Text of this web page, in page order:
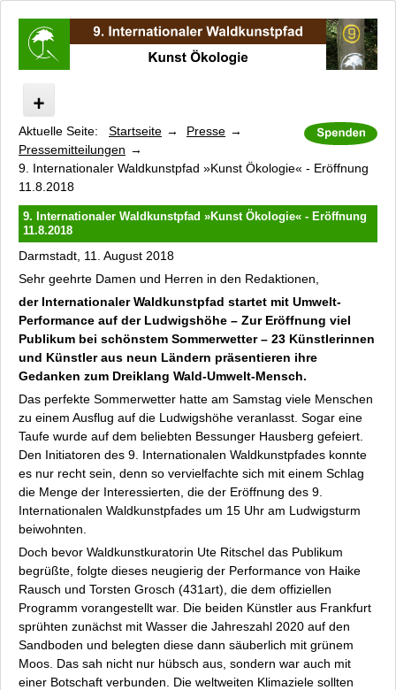
Internationaler Waldkunstpfad
Kunst Ökologie
Programm
Ecovention Europe (Portable Version)
Robin Hood
Künstler
Führungen
Kinderprojekte
Kataloge und Filme
Kooperationspartner
Presse
Pressebilder
Pressemitteilungen
Internationaler Waldkunstpfad (Archiv)
Internationales Waldkunst Zentrum
Newsletter
Datenschutz
Kontakt
Impressum
Aktuelle Seite: Startseite
Presse
Pressemitteilungen
9. Internationaler Waldkunstpfad »Kunst Ökologie« - Eröffnung
11.8.2018
9. Internationaler Waldkunstpfad »Kunst Ökologie« - Eröffnung
11.8.2018
Darmstadt, 11. August 2018
Sehr geehrte Damen und Herren in den Redaktionen,
der Internationaler Waldkunstpfad startet mit Umwelt-
Performance auf der Ludwigshöhe – Zur Eröffnung viel
Publikum bei schönstem Sommerwetter – 23 Künstlerinnen
und Künstler aus neun Ländern präsentieren ihre
Gedanken zum Dreiklang Wald-Umwelt-Mensch.
Das perfekte Sommerwetter hatte am Samstag viele Menschen
zu einem Ausflug auf die Ludwigshöhe veranlasst. Sogar eine
Taufe wurde auf dem beliebten Bessunger Hausberg gefeiert.
Den Initiatoren des 9. Internationalen Waldkunstpfades konnte
es nur recht sein, denn so vervielfachte sich mit einem Schlag
die Menge der Interessierten, die der Eröffnung des 9.
Internationalen Waldkunstpfades um 15 Uhr am Ludwigsturm
beiwohnten.
Doch bevor Waldkunstkuratorin Ute Ritschel das Publikum
begrüßte, folgte dieses neugierig der Performance von Haike
Rausch und Torsten Grosch (431art), die dem offiziellen
Programm vorangestellt war. Die beiden Künstler aus Frankfurt
sprühten zunächst mit Wasser die Jahreszahl 2020 auf den
Sandboden und belegten diese dann säuberlich mit grünem
Moos. Das sah nicht nur hübsch aus, sondern war auch mit
einer Botschaft verbunden. Die weltweiten Klimaziele sollten